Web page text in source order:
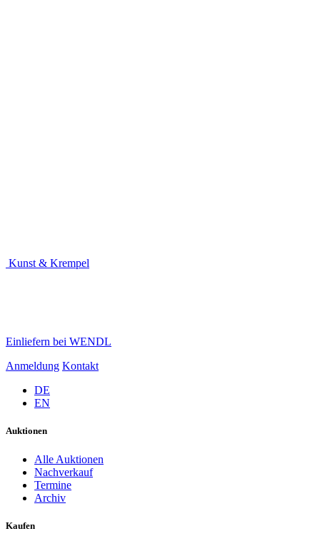
Kunst & Krempel
Einliefern bei WENDL
Anmeldung Kontakt
DE
EN
Auktionen
Alle Auktionen
Nachverkauf
Termine
Archiv
Kaufen